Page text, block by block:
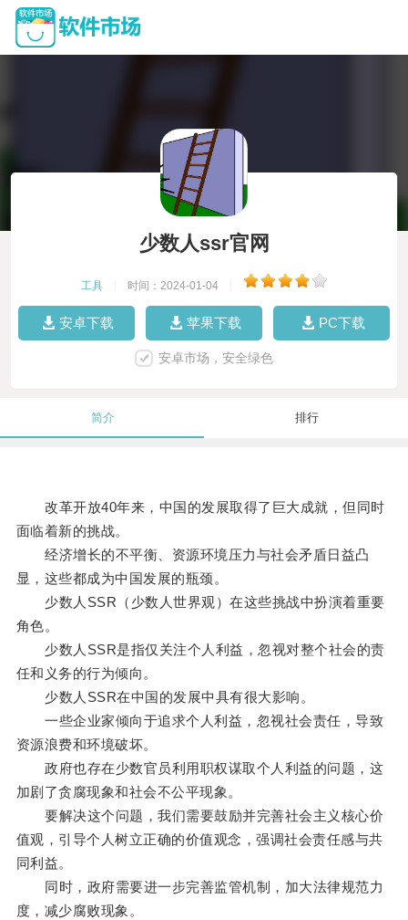
少数人ssr官网
工具 时间：2024-01-04
安卓下载 苹果下载 PC下载
安卓市场，安全绿色
简介 排行
改革开放40年来，中国的发展取得了巨大成就，但同时
面临着新的挑战。
经济增长的不平衡、资源环境压力与社会矛盾日益凸
显，这些都成为中国发展的瓶颈。
少数人SSR（少数人世界观）在这些挑战中扮演着重要
角色。
少数人SSR是指仅关注个人利益，忽视对整个社会的责
任和义务的行为倾向。
少数人SSR在中国的发展中具有很大影响。
一些企业家倾向于追求个人利益，忽视社会责任，导致
资源浪费和环境破坏。
政府也存在少数官员利用职权谋取个人利益的问题，这
加剧了贪腐现象和社会不公平现象。
要解决这个问题，我们需要鼓励并完善社会主义核心价
值观，引导个人树立正确的价值观念，强调社会责任感与共
同利益。
同时，政府需要进一步完善监管机制，加大法律规范力
度，减少腐败现象。